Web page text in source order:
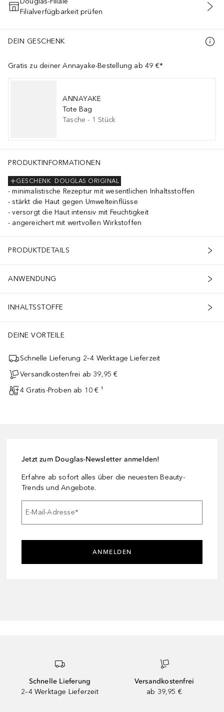
IN DEN WARENKORB
Filialverfügbarkeit prüfen
DEIN GESCHENK
Gratis zu deiner Annayake-Bestellung ab 49 €*
ANNAYAKE
Tote Bag
Tasche - 1 Stück
PRODUKTINFORMATIONEN
DOUGLAS ORIGINAL
GESCHENK
minimalistische Rezeptur mit wesentlichen Inhaltsstoffen
stärkt die Haut gegen Umwelteinflüsse
versorgt die Haut intensiv mit Feuchtigkeit
angereichert mit wertvollen Wirkstoffen
PRODUKTDETAILS
ANWENDUNG
INHALTSSTOFFE
DEINE VORTEILE
Schnelle Lieferung 2–4 Werktage Lieferzeit
Versandkostenfrei ab 39,95 €
4 Gratis-Proben ab 10 € ¹
Jetzt zum Douglas-Newsletter anmelden!
Erfahre ab sofort alles über die neuesten Beauty-
Trends und Angebote.
E-Mail-Adresse*
ANMELDEN
Schnelle Lieferung
2–4 Werktage Lieferzeit
Versandkostenfrei
ab 39,95 €